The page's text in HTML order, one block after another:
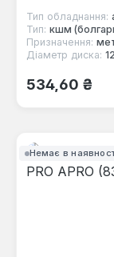
Тип обладнання:
Тип: кшм
Призначення:
Діаметр диска:
Звичайна
534,60 ₴
Немає в